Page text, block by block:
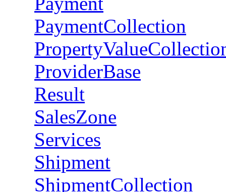
PaymentCollection
ProviderBase
Result
SalesZone
Services
Shipment
ShipmentCollection